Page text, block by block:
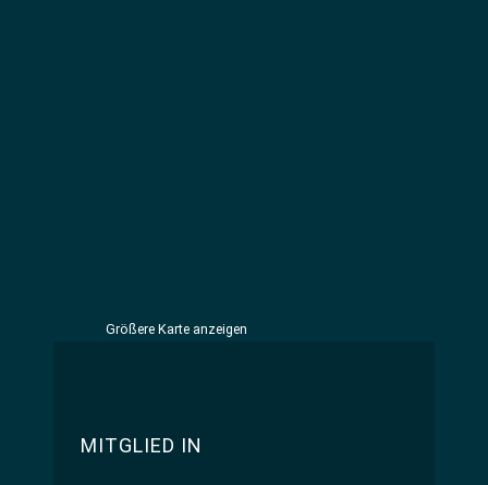
Größere Karte anzeigen
MITGLIED IN